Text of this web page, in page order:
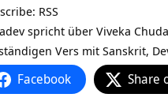
RSS
spricht über Viveka
Vers mit Sanskrit,
Facebook Share